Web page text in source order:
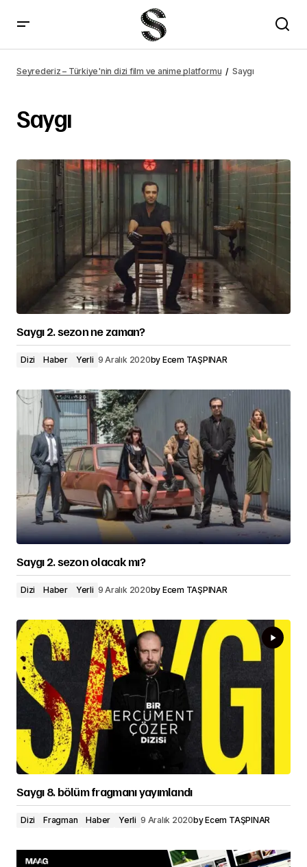
Seyrederiz – Türkiye'nin dizi film ve anime platformu Saygı
Saygı
Saygı 2. sezon ne zaman?
Dizi Haber Yerli 9 Aralık 2020by Ecem TAŞPINAR
Saygı 2. sezon olacak mı?
Dizi Haber Yerli 9 Aralık 2020by Ecem TAŞPINAR
Saygı 8. bölüm fragmanı yayımlandı
Dizi Fragman Haber Yerli 9 Aralık 2020byEcem TAŞPINAR